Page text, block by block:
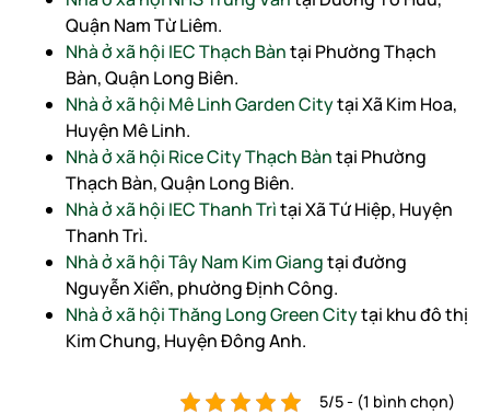
Quận Nam Từ Liêm.
Nhà ở xã hội IEC Thạch Bàntại Phường Thạch
Bàn, Quận Long Biên.
Nhà ở xã hội Mê Linh Garden Citytại Xã Kim Hoa,
Huyện Mê Linh.
Nhà ở xã hội Rice City Thạch Bàntại Phường
Thạch Bàn, Quận Long Biên.
Nhà ở xã hội IEC Thanh Trìtại Xã Tứ Hiệp, Huyện
Thanh Trì.
Nhà ở xã hội Tây Nam Kim Giangtại đường
Nguyễn Xiển, phường Định Công.
Nhà ở xã hội Thăng Long Green Citytại khu đô thị
Kim Chung, Huyện Đông Anh.
5/5 - (1 bình chọn)